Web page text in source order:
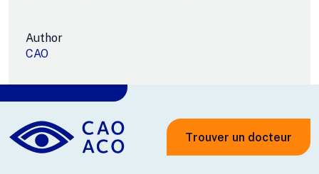
Author
CAO
Trouver un docteur